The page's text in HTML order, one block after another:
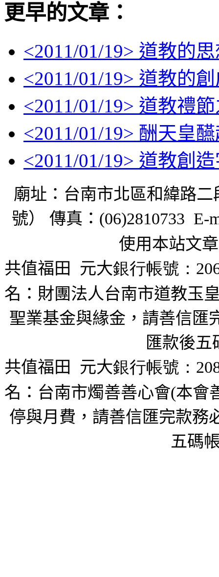
更早的文章：
<2011/01/19> 道教的
<2011/01/19> 道教的
<2011/01/19> 道教禮
<2011/01/19> 酬天皇
<2011/01/19> 道教創
廟址：台南市北區和緯路二
號） 傳真： (06)2810733 E-
使用本站文
共值福田
元大銀行帳號：
名：財團法人台南市道教玉
聖業基金與緣金，請善信匯
匯款後五
共值福田
元大銀行帳號：
名：台南市燭善善心會(本會
停與月費，請善信匯完款務
五碼